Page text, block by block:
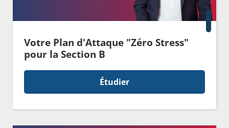
Votre Plan d'Attaque "Zéro Stress"
pour la Section B
Étudier